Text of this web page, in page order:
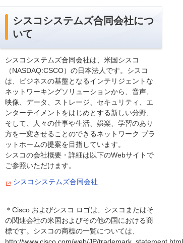
シスコシステムズ合同会社につ
いて
シスコシステムズ合同会社は、米国シスコ
（NASDAQ:CSCO）の日本法人です。シスコ
は、ビジネスの基盤となるインテリジェントな
ネットワーキングソリューションから、音声、
映像、データ、ストレージ、セキュリティ、エ
ンターテイメントをはじめとする新しい分野、
そして、人々の仕事や生活、娯楽、学習のあり
方を一変させることのできるネットワーク プラ
ットホームの提案を目指しています。
シスコの会社概要・詳細は以下のWebサイトで
ご参照いただけます。
シスコシステムズ合同会社
＊Cisco およびシスコ ロゴは、シスコまたはそ
の関連会社の米国およびその他の国における商
標です。シスコの商標の一覧については、
http://www.cisco.com/web/JP/trademark_statement.html